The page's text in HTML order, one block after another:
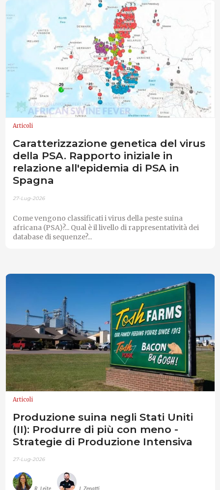
Articoli
Caratterizzazione genetica del virus
della PSA. Rapporto iniziale in
relazione all'epidemia di PSA in
Spagna
27-Lug-2026
Come vengono classificati i virus della peste suina
africana (PSA)?... Qual è il livello di rappresentatività dei
database di sequenze?...
Articoli
Produzione suina negli Stati Uniti
(II): Produrre di più con meno -
Strategie di Produzione Intensiva
27-Lug-2026